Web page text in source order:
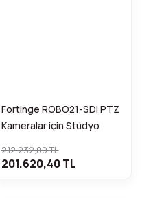
Fortinge ROBO21-SDI PTZ
Kameralar için Stüdyo
212.232,00 TL
201.620,40 TL